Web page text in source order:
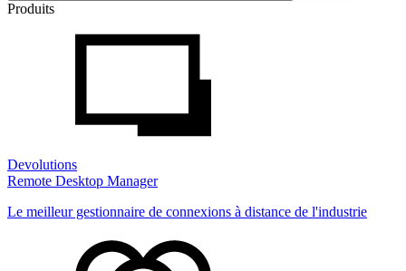
Produits
Devolutions
Remote Desktop Manager
Le meilleur gestionnaire de connexions à distance de l'industrie